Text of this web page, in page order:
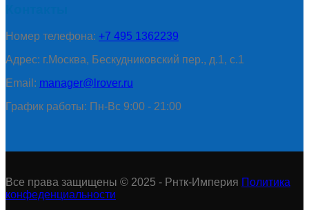
Номер телефона: +7 495 1362239
Адрес: г.Москва, Бескудниковский пер., д.1, с.1
Email: manager@lrover.ru
График работы: Пн-Вс 9:00 - 21:00
Все права защищены © 2025 - Рнтк-Империя Политика
конфеденциальности